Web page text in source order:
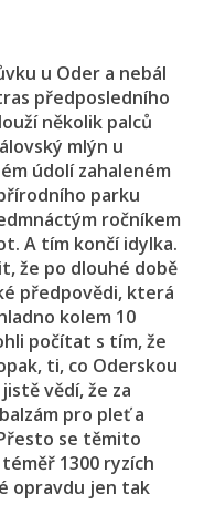
u Oder a nebál
předposledního
několik palců
mlýn u
údolí zahaleném
parku
ročníkem
A tím končí idylka.
že po dlouhé době
předpovědi, která
kolem 10
počítat s tím, že
ti, co Oderskou
vědí, že za
pro pleť a
se těmito
1300 ryzích
opravdu jen tak